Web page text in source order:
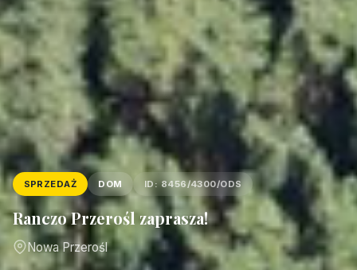
SPRZEDAŻ DOM ID: 8456/4300/ODS
Ranczo Przerośl zaprasza!
Nowa Przerośl